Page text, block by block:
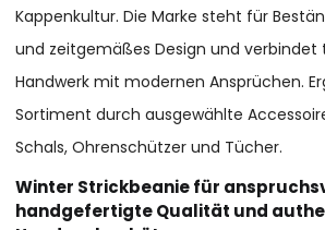
Kappenkultur. Die Marke steht für
und zeitgemäßes Design und verbindet
Handwerk mit modernen Ansprüchen.
Sortiment durch ausgewählte
Schals, Ohrenschützer und Tücher.
Winter Strickbeanie für
handgefertigte Qualität und